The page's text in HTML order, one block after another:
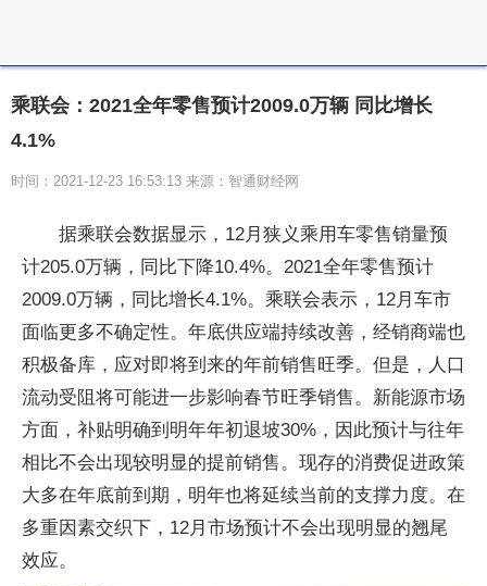
乘联会：2021全年零售预计2009.0万辆 同比增长
4.1%
时间：2021-12-23 16:53:13 来源：智通财经网
据乘联会数据显示，12月狭义乘用车零售销量预
计205.0万辆，同比下降10.4%。2021全年零售预计
2009.0万辆，同比增长4.1%。乘联会表示，12月车市
面临更多不确定性。年底供应端持续改善，经销商端也
积极备库，应对即将到来的年前销售旺季。但是，人口
流动受阻将可能进一步影响春节旺季销售。新能源市场
方面，补贴明确到明年年初退坡30%，因此预计与往年
相比不会出现较明显的提前销售。现存的消费促进政策
大多在年底前到期，明年也将延续当前的支撑力度。在
多重因素交织下，12月市场预计不会出现明显的翘尾
效应。